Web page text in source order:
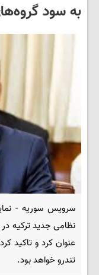
به سود
سرویس سوریه -
نظامی جدید ترکیه
عنوان کرد و تاکید
تندرو خواهد بود.